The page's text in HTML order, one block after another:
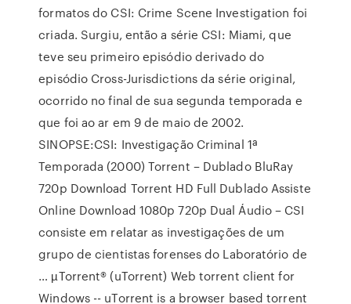
formatos do CSI: Crime Scene Investigation foi
criada. Surgiu, então a série CSI: Miami, que
teve seu primeiro episódio derivado do
episódio Cross-Jurisdictions da série original,
ocorrido no final de sua segunda temporada e
que foi ao ar em 9 de maio de 2002.
SINOPSE:CSI: Investigação Criminal 1ª
Temporada (2000) Torrent – Dublado BluRay
720p Download Torrent HD Full Dublado Assiste
Online Download 1080p 720p Dual Áudio – CSI
consiste em relatar as investigações de um
grupo de cientistas forenses do Laboratório de
… µTorrent® (uTorrent) Web torrent client for
Windows -- uTorrent is a browser based torrent